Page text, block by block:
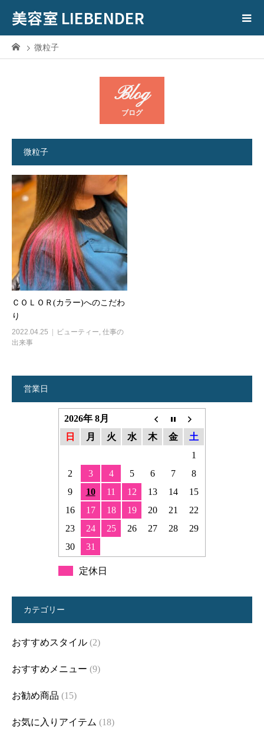
美容室 LIEBENDER
微粒子
Blog
ブログ
微粒子
ＣＯＬＯＲ(カラー)へのこだわ
り
2022.04.25 ビューティー, 仕事の
出来事
営業日
2026年 8月
日
月 火 水 木 金
土
1
2
3 4 5 6 7
8
9
10 11 12 13 14
15
16
17 18 19 20 21
22
23
24 25 26 27 28
29
30
31
定休日
カテゴリー
おすすめスタイル (2)
おすすめメニュー (9)
お勧め商品 (15)
お気に入りアイテム (18)